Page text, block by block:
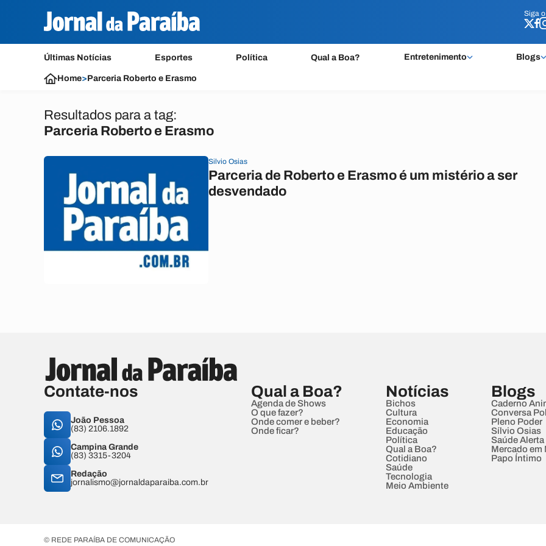
Siga o
Últimas Notícias Esportes Política Qual a Boa? Entretenimento Blogs
Siga o
Home>Parceria Roberto e Erasmo
Resultados para a tag:
Parceria Roberto e Erasmo
Silvio Osias
Parceria de Roberto e Erasmo é um mistério a ser
desvendado
Contate-nos
João Pessoa
(83) 2106.1892
Campina Grande
(83) 3315-3204
Redação
jornalismo@jornaldaparaiba.com.br
Qual a Boa?
Agenda de Shows
O que fazer?
Onde comer e beber?
Onde ficar?
Notícias
Bichos
Cultura
Economia
Educação
Política
Qual a Boa?
Cotidiano
Saúde
Tecnologia
Meio Ambiente
Blogs
Caderno
Conversa
Pleno Poder
Sílvio Osias
Saúde Alerta
Mercado em
Papo Íntimo
© REDE PARAÍBA DE COMUNICAÇÃO